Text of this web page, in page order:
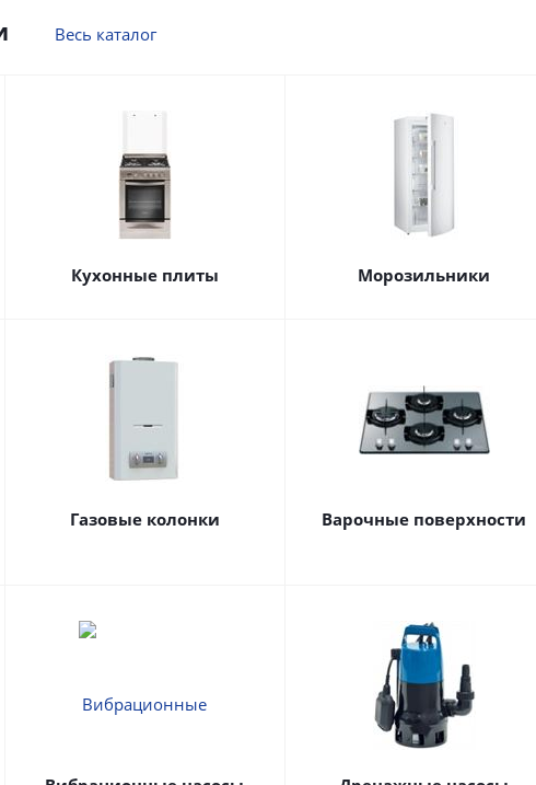
Весь каталог
Кухонные плиты Морозильники
Газовые колонки Варочные поверхности